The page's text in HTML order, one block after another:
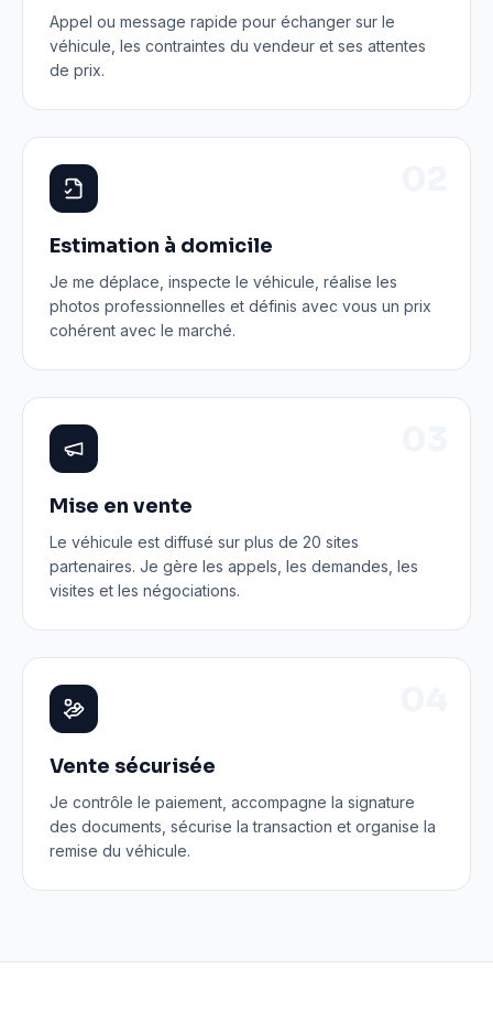
Appel ou message rapide pour échanger sur le
véhicule, les contraintes du vendeur et ses attentes
de prix.
Estimation à domicile
Je me déplace, inspecte le véhicule, réalise les
photos professionnelles et définis avec vous un prix
cohérent avec le marché.
Mise en vente
Le véhicule est diffusé sur plus de 20 sites
partenaires. Je gère les appels, les demandes, les
visites et les négociations.
Vente sécurisée
Je contrôle le paiement, accompagne la signature
des documents, sécurise la transaction et organise la
remise du véhicule.